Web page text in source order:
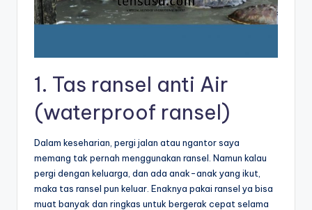
1. Tas ransel anti Air
(waterproof ransel)
Dalam keseharian, pergi jalan atau ngantor saya
memang tak pernah menggunakan ransel. Namun kalau
pergi dengan keluarga, dan ada anak-anak yang ikut,
maka tas ransel pun keluar. Enaknya pakai ransel ya bisa
muat banyak dan ringkas untuk bergerak cepat selama